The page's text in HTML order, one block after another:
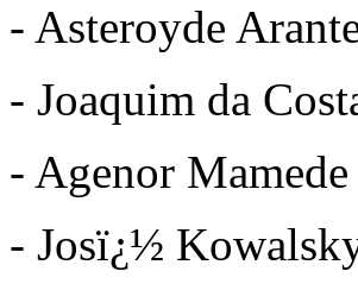
- Asteroyde
- Joaquim da
- Agenor
- Josï¿½